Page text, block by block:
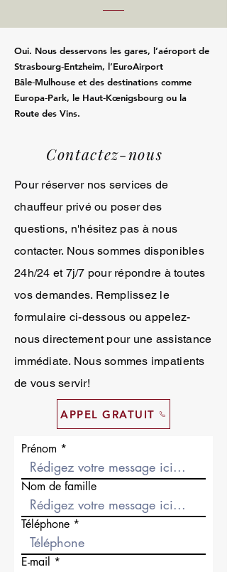
Oui. Nous desservons les gares, l’aéroport de
Strasbourg‑Entzheim, l’EuroAirport
Bâle‑Mulhouse et des destinations comme
Europa‑Park, le Haut‑Kœnigsbourg ou la
Route des Vins.
Contactez-nous
Pour réserver nos services de
chauffeur privé ou poser des
questions, n'hésitez pas à nous
contacter. Nous sommes disponibles
24h/24 et 7j/7 pour répondre à toutes
vos demandes. Remplissez le
formulaire ci-dessous ou appelez-
nous directement pour une assistance
immédiate. Nous sommes impatients
de vous servir!
APPEL GRATUIT
Prénom
Nom de famille
Téléphone
E-mail